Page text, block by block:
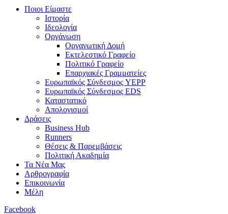
Ποιοι Είμαστε
Ιστορία
Ιδεολογία
Οργάνωση
Οργανωτική Δομή
Εκτελεστικό Γραφείο
Πολιτικό Γραφείο
Επαρχιακές Γραμματείες
Ευρωπαϊκός Σύνδεσμος YEPP
Ευρωπαϊκός Σύνδεσμος EDS
Καταστατικό
Απολογισμοί
Δράσεις
Business Hub
Runners
Θέσεις & Παρεμβάσεις
Πολιτική Ακαδημία
Τα Νέα Μας
Αρθρογραφία
Επικοινωνία
Μέλη
Facebook